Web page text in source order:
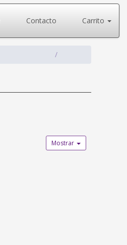
Contacto Carrito
Mostrar